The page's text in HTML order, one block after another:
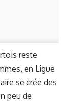
reste
en Ligue
se crée des
peu de